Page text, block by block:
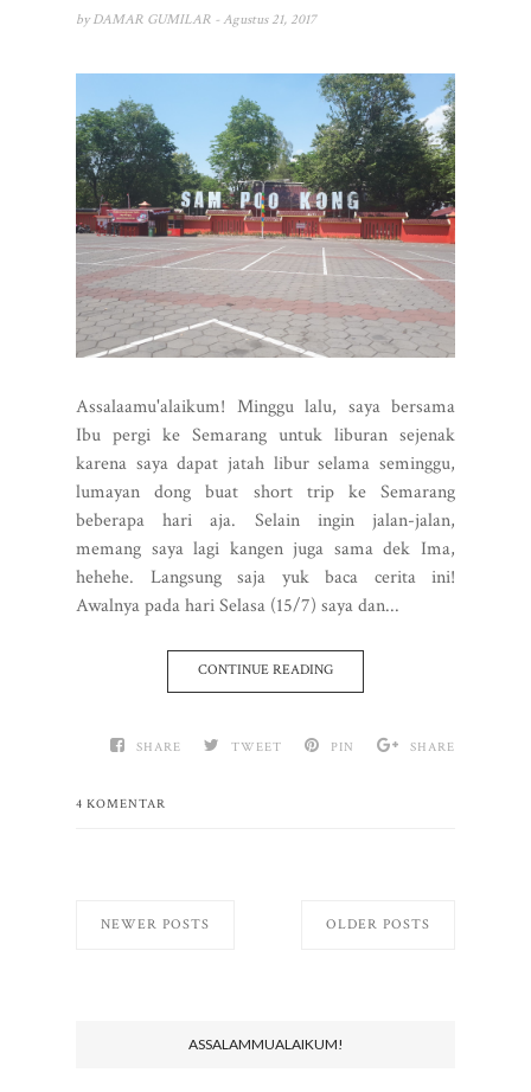
by DAMAR GUMILAR - Agustus 21, 2017
Assalaamu'alaikum! Minggu lalu, saya bersama
Ibu pergi ke Semarang untuk liburan sejenak
karena saya dapat jatah libur selama seminggu,
lumayan dong buat short trip ke Semarang
beberapa hari aja. Selain ingin jalan-jalan,
memang saya lagi kangen juga sama dek Ima,
hehehe. Langsung saja yuk baca cerita ini!
Awalnya pada hari Selasa (15/7) saya dan...
CONTINUE READING
SHARE TWEET PIN SHARE
4 KOMENTAR
NEWER POSTS OLDER POSTS
ASSALAMMUALAIKUM!